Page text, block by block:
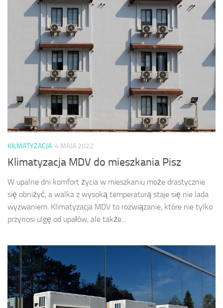
KILMATYZACJA 4 MAJA 2022
Klimatyzacja MDV do mieszkania Pisz
W upalne dni komfort życia w mieszkaniu może drastycznie
się obniżyć, a walka z wysoką temperaturą staje się nie lada
wyzwaniem. Klimatyzacja MDV to rozwiązanie, które nie tylko
przynosi ulgę od upałów, ale także...